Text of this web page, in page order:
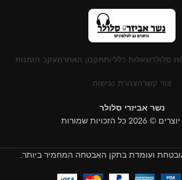
סלולרשאלות כלליותתקנון האתרמעקב הזמנות
צור קשרהצהרת נגישות
נשר אביזרי סלולר
כל הזכויות שמורות
ועומדת בתקן האבטחה המחמיר ביותר.